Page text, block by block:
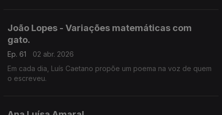
João Lopes - Variações matemáticas com
gato.
Ep. 61
02 abr. 2026
Em cada dia, Luís Caetano propõe um poema na voz de quem
o escreveu.